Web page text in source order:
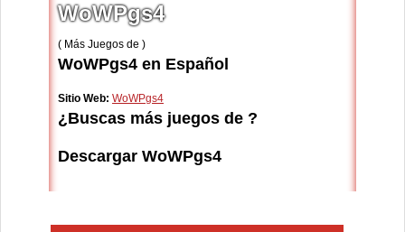
WoWPgs4
( Más Juegos de )
WoWPgs4 en Español
Sitio Web: WoWPgs4
¿Buscas más juegos de ?
Descargar WoWPgs4